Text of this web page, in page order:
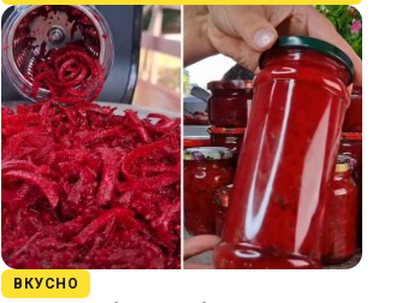
ВКУСНО